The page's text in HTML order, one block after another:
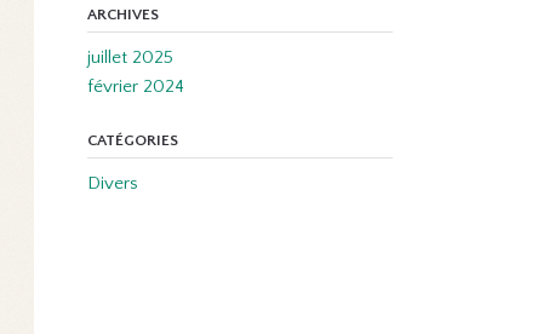
ARCHIVES
juillet 2025
février 2024
CATÉGORIES
Divers